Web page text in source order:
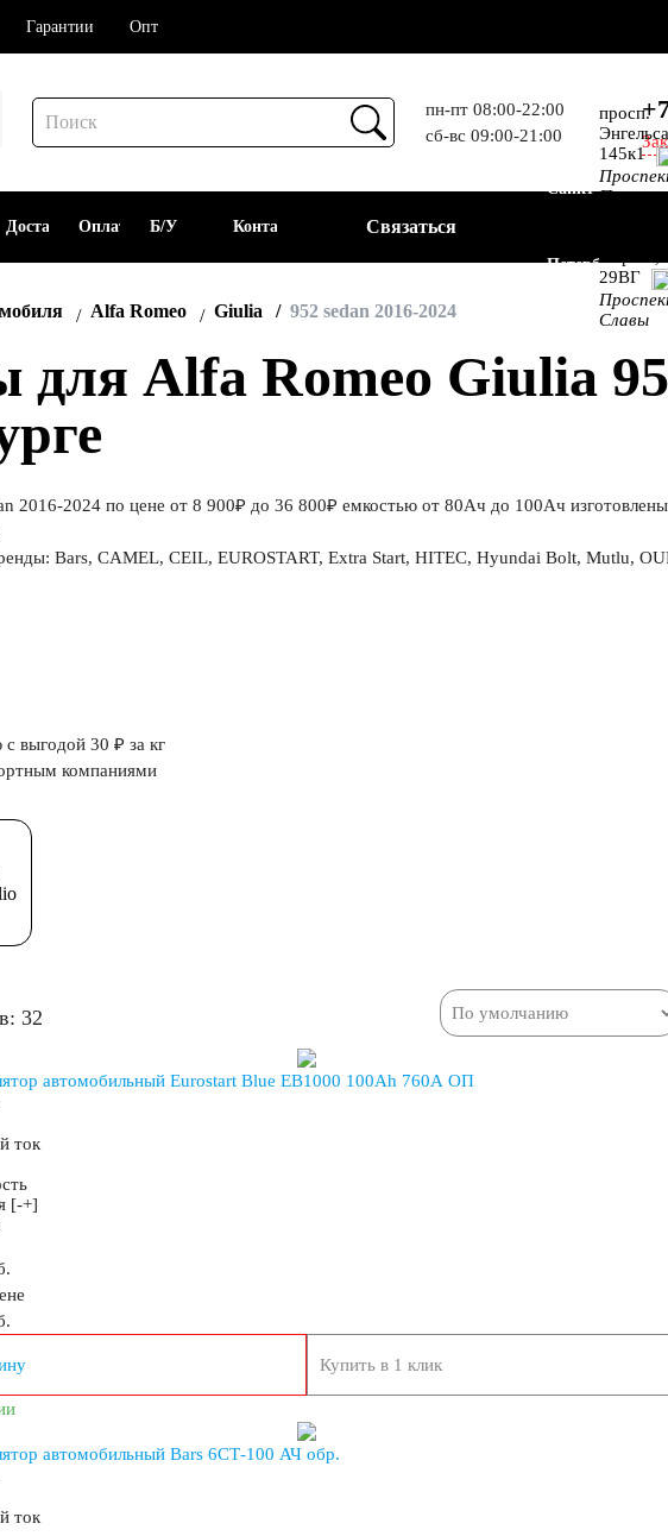
Гарантии Опт
пн-пт 08:00-22:00
сб-вс 09:00-21:00
Доставка Оплата
Прием
Б/У Контакты Связаться
Санкт-
Петербург
просп.
145к1
29ВГ
Славы
Alfa Romeo Giulia 952 sedan 2016-2024
Alfa Romeo Giulia
2016-2024 по цене от 8 900₽ до 36 800₽ емкостью от 80Ач до 100Ач
Bars, CAMEL, CEIL, EUROSTART, Extra Start, HITEC, Hyundai Bolt, Mutlu,
выгодой 30 ₽ за кг
компаниями
32
автомобильный Eurostart Blue EB1000 100Ah 760A ОП
ток
[-+]
Купить в 1 клик
автомобильный Bars 6СТ-100 АЧ обр.
ток